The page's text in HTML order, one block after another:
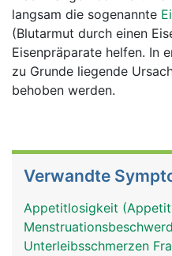
langsam die sogenannte
(Blutarmut durch einen
Eisenpräparate helfen. In
zu Grunde liegende
behoben werden.
Verwandte
Appetitlosigkeit
Unterleibsschmerzen